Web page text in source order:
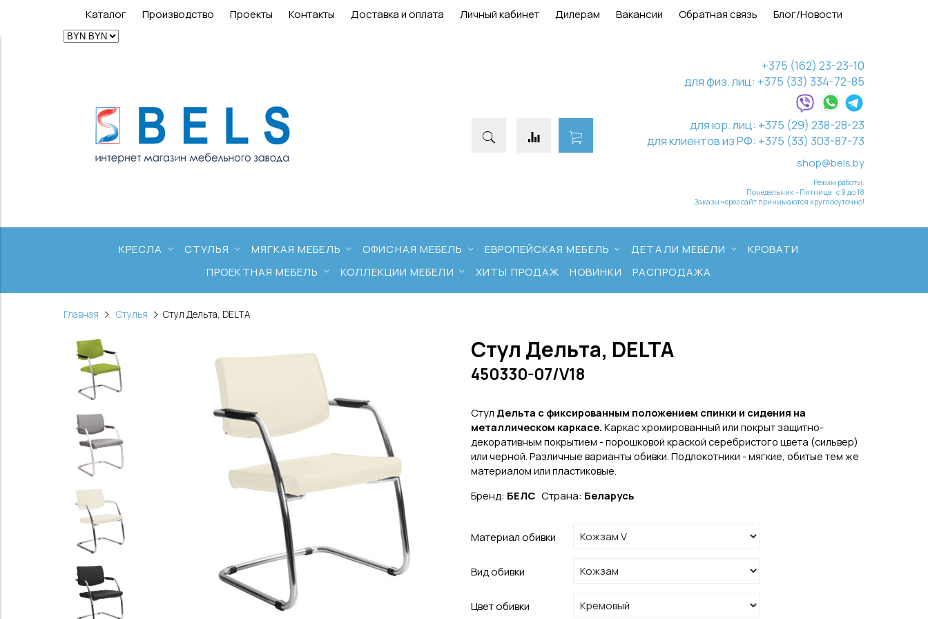
Каталог Производство Проекты Контакты Доставка и оплата Личный кабинет Дилерам Вакансии Обратная связь Блог/Новости
+375 (162) 23-23-10
для физ. лиц: +375 (33) 334-72-85
для юр. лиц: +375 (29) 238-28-23
для клиентов из РФ: +375 (33) 303-87-73
shop@bels.by
Режим работы:
Понедельник - Пятница с 9 до 18
Заказы через сайт принимаются круглосуточно!
КРЕСЛА СТУЛЬЯ МЯГКАЯ МЕБЕЛЬ ОФИСНАЯ МЕБЕЛЬ ЕВРОПЕЙСКАЯ МЕБЕЛЬ ДЕТАЛИ МЕБЕЛИ
КРОВАТИ
ПРОЕКТНАЯ МЕБЕЛЬ
КОЛЛЕКЦИИ МЕБЕЛИ ХИТЫ ПРОДАЖ НОВИНКИ РАСПРОДАЖА
Главная Стулья Стул Дельта, DELTA
Стул Дельта, DELTA
450330-07/V18
Стул Дельта с фиксированным положением спинки и сидения на
металлическом каркасе. Каркас хромированный или покрыт защитно-
декоративным покрытием - порошковой краской серебристого цвета (сильвер)
или черной. Различные варианты обивки. Подлокотники - мягкие, обитые тем же
материалом или пластиковые.
Бренд: БЕЛС Страна: Беларусь
Материал обивки
Вид обивки
Цвет обивки